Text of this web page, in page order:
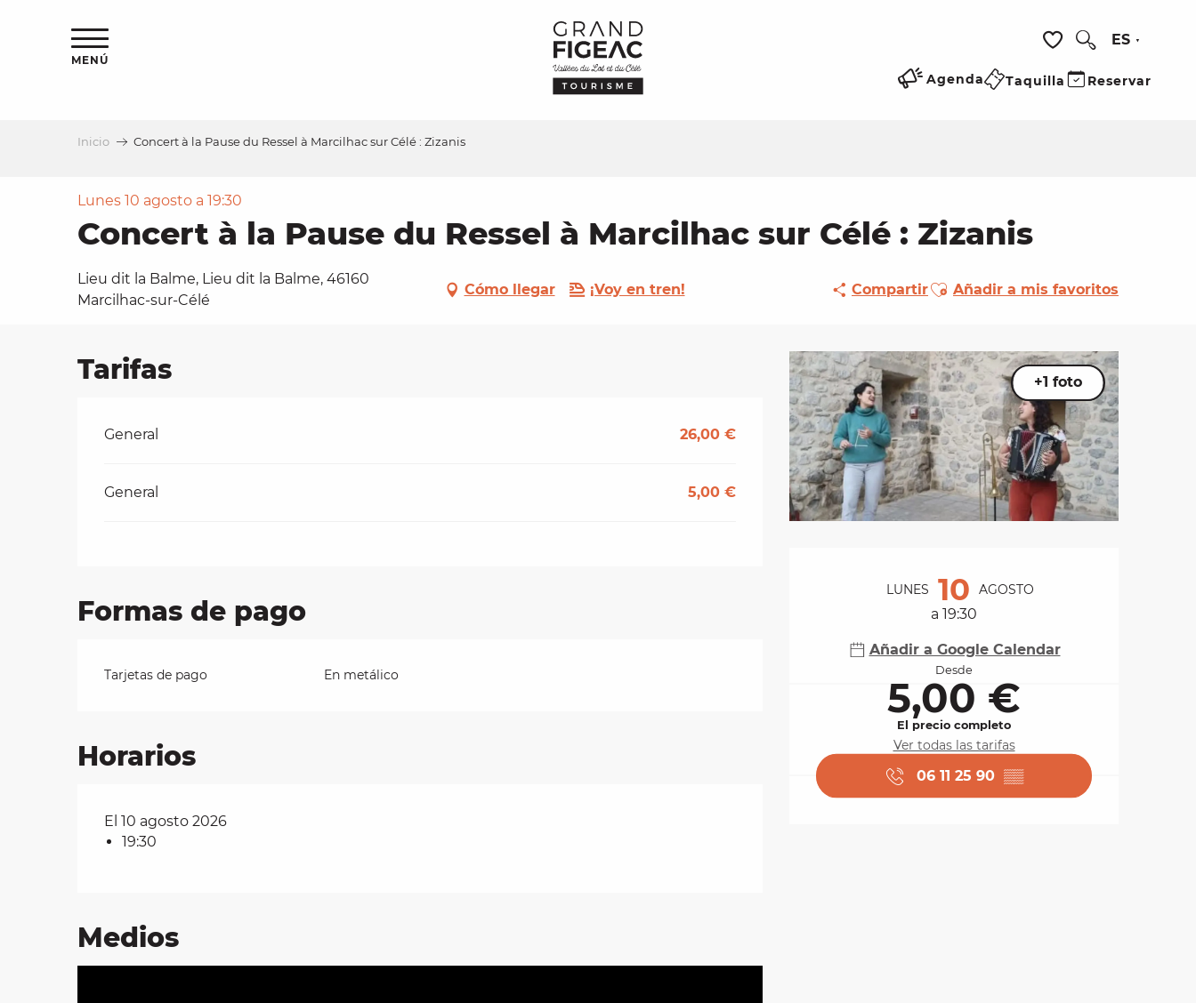
Voir les favoris
ES
MENÚ
Agenda Taquilla Reservar
Inicio Concert à la Pause du Ressel à Marcilhac sur Célé : Zizanis
Lunes 10 agosto a 19:30
Concert à la Pause du Ressel à Marcilhac sur Célé : Zizanis
Lieu dit la Balme, Lieu dit la Balme, 46160
Marcilhac-sur-Célé
Cómo llegar ¡Voy en tren! CompartirAjouter aux favoris
Añadir a mis favoritos
+1 foto
Horarios y datos de
LUNES 10 AGOSTO
a 19:30
Añadir a Google Calendar
Desde
5,00 €
El precio completo
Ver todas las tarifas
06 11 25 90 ▒▒
Tarifas
Tarifas 2026
General 26,00 €
General 5,00 €
Formas de pago
Tarjetas de pago En metálico
Horarios
El 10 agosto 2026
19:30
Medios